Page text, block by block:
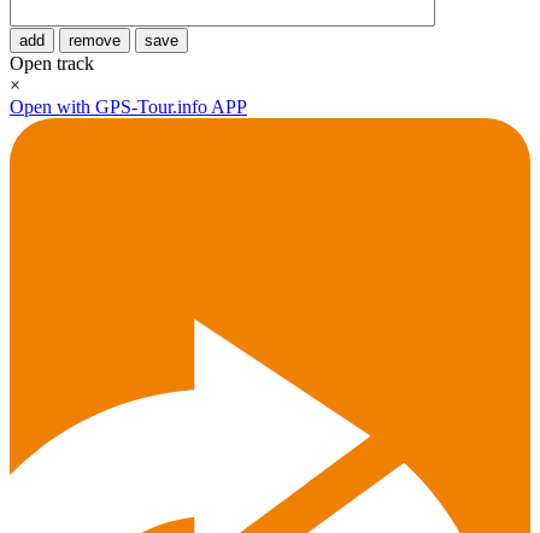
add remove save
Open track
×
Open with GPS-Tour.info APP